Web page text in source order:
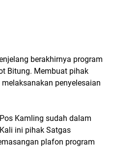
berakhirnya program
Bitung. Membuat pihak
penyelesaian
Kamling sudah dalam
ini pihak Satgas
plafon program